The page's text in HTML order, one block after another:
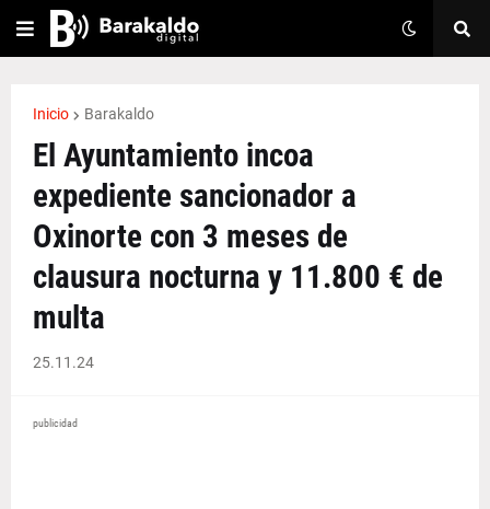
Inicio Barakaldo
El Ayuntamiento incoa
expediente sancionador a
Oxinorte con 3 meses de
clausura nocturna y 11.800 € de
multa
25.11.24
publicidad